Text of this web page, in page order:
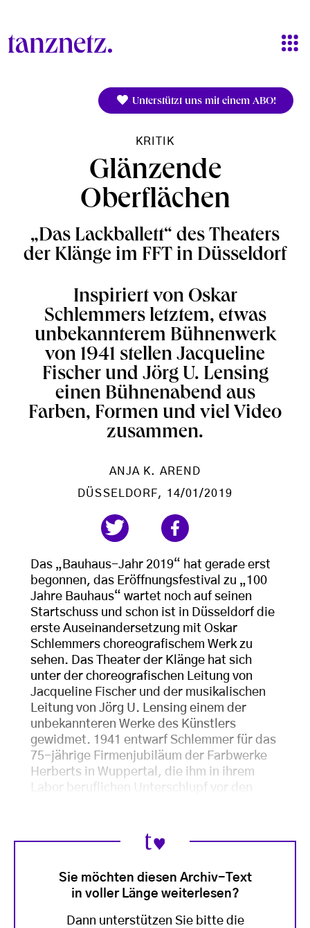
Unterstützt uns mit einem ABO!
KRITIK
Glänzende
Oberflächen
„Das Lackballett“ des Theaters
der Klänge im FFT in Düsseldorf
Inspiriert von Oskar
Schlemmers letztem, etwas
unbekannterem Bühnenwerk
von 1941 stellen Jacqueline
Fischer und Jörg U. Lensing
einen Bühnenabend aus
Farben, Formen und viel Video
zusammen.
ANJA K. AREND
DÜSSELDORF, 14/01/2019
Das „Bauhaus-Jahr 2019“ hat gerade erst
begonnen, das Eröffnungsfestival zu „100
Jahre Bauhaus“ wartet noch auf seinen
Startschuss und schon ist in Düsseldorf die
erste Auseinandersetzung mit Oskar
Schlemmers choreografischem Werk zu
sehen. Das Theater der Klänge hat sich
unter der choreografischen Leitung von
Jacqueline Fischer und der musikalischen
Leitung von Jörg U. Lensing einem der
unbekannteren Werke des Künstlers
gewidmet. 1941 entwarf Schlemmer für das
75-jährige Firmenjubiläum der Farbwerke
Herberts in Wuppertal, die ihm in ihrem
Labor beruflichen Unterschlupf vor den
Sie möchten diesen Archiv-Text
in voller Länge weiterlesen?
Dann unterstützen Sie bitte die